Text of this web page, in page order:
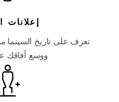
إعلانات
تعرف على تاريخ السينما
ووسع آفاقك